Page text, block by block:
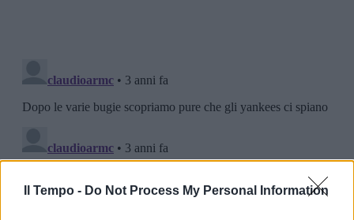
Il Tempo - Do Not Process My Personal Information